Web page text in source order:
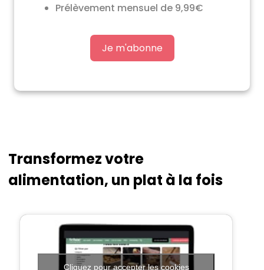
Prélèvement mensuel de 9,99€
Je m'abonne
Transformez votre
alimentation, un plat à la fois
Cliquez pour accepter les cookies